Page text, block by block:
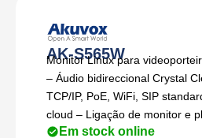
AK-S565W
Monitor Linux para
– Áudio bidireccional Crystal
TCP/IP, PoE, WiFi, SIP
cloud – Ligação de monitor e
Em stock online